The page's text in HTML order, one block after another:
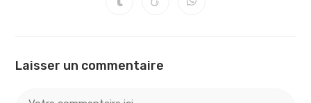
Laisser un commentaire